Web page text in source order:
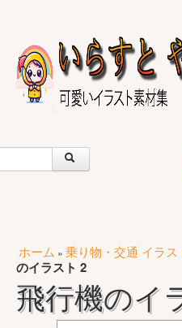
ホーム » 乗り物・交通 イラス
のイラスト 2
飛行機のイ